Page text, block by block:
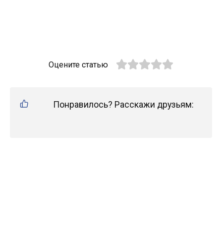
Оцените статью
Понравилось? Расскажи друзьям: